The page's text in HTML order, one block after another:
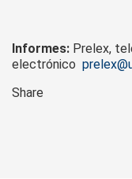
Informes: Prelex,
electrónico
Share